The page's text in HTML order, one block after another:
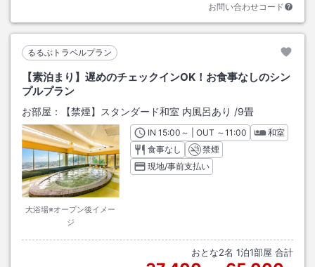
お問い合わせコード
るるぶトラベルプラン
【素泊まり】遅めのチェックインOK！お食事なしのシン
プルプラン
お部屋： 【禁煙】スタンダード和室 内風呂あり /9畳
大浴場※オープン後イメー
ジ
INチェックイン
15:00 ～ | OUT チェックアウト
～11:00
和室
食事なし
禁煙
現地/事前支払い
おとな2名 1泊1部屋 合計